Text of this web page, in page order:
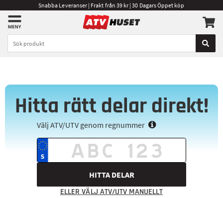
Snabba Leveranser | Frakt från 39 kr | 30 Dagars Öppet köp
Hitta rätt delar direkt!
Välj ATV/UTV genom regnummer
HITTA DELAR
ELLER VÄLJ ATV/UTV MANUELLT